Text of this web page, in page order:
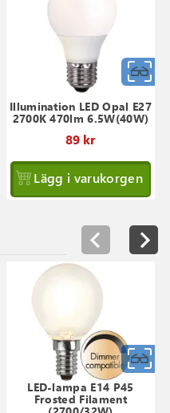
Illumination LED Opal E27
2700K 470lm 6.5W(40W)
89 kr
Lägg i varukorgen
LED-lampa E14 P45
Frosted Filament